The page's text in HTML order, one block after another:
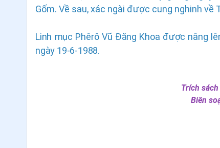
Gốm. Về sau, xác ngài được cung nghinh về
Linh mục Phêrô Vũ Ðăng Khoa được nâng
ngày 19-6-1988.
Trích
Biên